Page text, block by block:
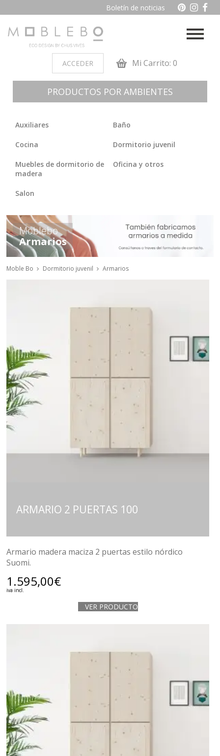
Boletín de noticias
ACCEDER Mi Carrito: 0
PRODUCTOS POR AMBIENTES
Auxiliares Baño
Cocina Dormitorio juvenil
Muebles de dormitorio de
madera
Oficina y otros
Salon
Moblebo
Armarios
Moble Bo Dormitorio juvenil Armarios
ARMARIO 2 PUERTAS 100
Armario madera maciza 2 puertas estilo nórdico
Suomi.
1.595,00€
iva incl.
VER PRODUCTO